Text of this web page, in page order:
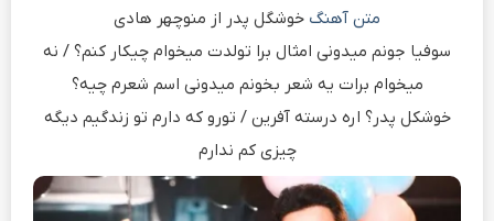
متن آهنگ خوشگل پدر از منوچهر هادی
سوفیا جونم میدونی امثال برا تولدت میخوام چیکار کنم؟ / نه
میخوام برات یه شعر بخونم میدونی اسم شعرم چیه؟
خوشکل پدر؟ اره درسته آفرین / تورو که دارم تو زندگیم دیگه
چیزی کم ندارم